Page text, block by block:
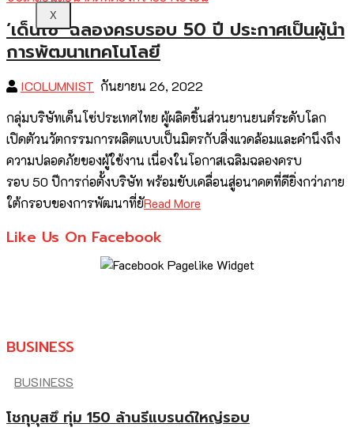
X
‘เด็นโซ่’ ฉลองครบรอบ 50 ปี ประกาศเป็นผู้นำ
การพัฒนาเทคโนโลยี
ICOLUMNIST กันยายน 26, 2022
กลุ่มบริษัทเด็นโซ่ประเทศไทย ผู้ผลิตชิ้นส่วนยานยนต์ระดับโลก
เปิดตัวนวัตกรรมการผลิตแบบเป็นมิตรกับสิ่งแวดล้อมและคำนึงถึง
ความปลอดภัยของผู้ใช้งาน เนื่องในโอกาสเฉลิมฉลองครบ
รอบ 50 ปีการก่อตั้งบริษัท พร้อมขับเคลื่อนสู่อนาคตที่ดียิ่งกว่าภาย
ใต้กรอบของการพัฒนาที่ยัRead More
Like Us On Facebook
BUSINESS
BUSINESS
โชกุบุสซึ ทุ่ม 150 ล้านรีแบรนด์ใหญ่รอบ